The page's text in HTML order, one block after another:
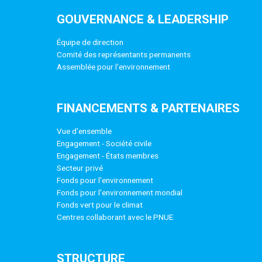
GOUVERNANCE & LEADERSHIP
Équipe de direction
Comité des représentants permanents
Assemblée pour l'environnement
FINANCEMENTS & PARTENAIRES
Vue d'ensemble
Engagement - Société civile
Engagement - États membres
Secteur privé
Fonds pour l'environnement
Fonds pour l'environnement mondial
Fonds vert pour le climat
Centres collaborant avec le PNUE
STRUCTURE